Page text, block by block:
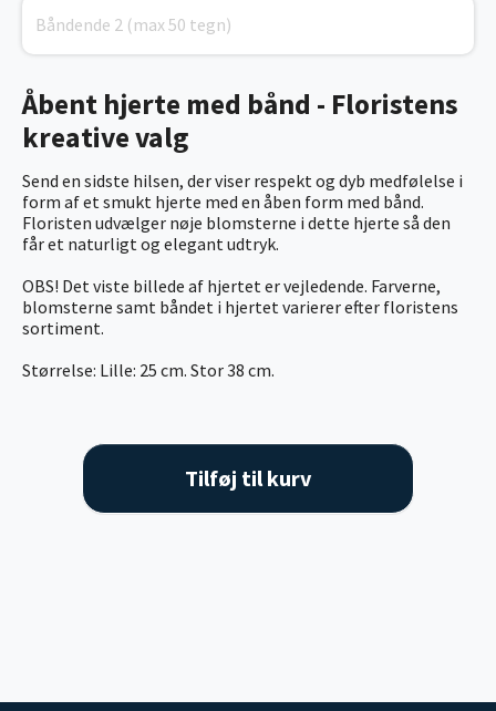
Åbent hjerte med bånd - Floristens
kreative valg
Send en sidste hilsen, der viser respekt og dyb medfølelse i
form af et smukt hjerte med en åben form med bånd.
Floristen udvælger nøje blomsterne i dette hjerte så den
får et naturligt og elegant udtryk.
OBS! Det viste billede af hjertet er vejledende. Farverne,
blomsterne samt båndet i hjertet varierer efter floristens
sortiment.
Størrelse: Lille: 25 cm. Stor 38 cm.
Tilføj til kurv